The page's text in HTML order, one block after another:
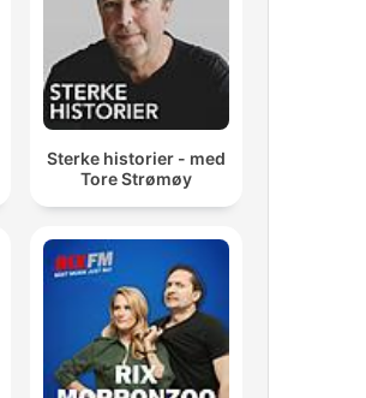
Sterke historier - med
Tore Strømøy